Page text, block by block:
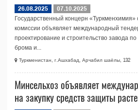
26.08.2025
07.10.2025
Государственный концерн
комиссии объявляет международный
проектирование и строительство завода
брома и...
Туркменистан, г.Ашхабад, Арчабил шаёлы, 132
Минсельхоз объявляет
на закупку средств защиты